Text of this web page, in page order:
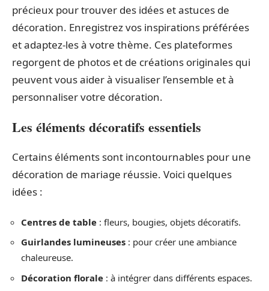
précieux pour trouver des idées et astuces de
décoration. Enregistrez vos inspirations préférées
et adaptez-les à votre thème. Ces plateformes
regorgent de photos et de créations originales qui
peuvent vous aider à visualiser l’ensemble et à
personnaliser votre décoration.
Les éléments décoratifs essentiels
Certains éléments sont incontournables pour une
décoration de mariage réussie. Voici quelques
idées :
Centres de table : fleurs, bougies, objets décoratifs.
Guirlandes lumineuses : pour créer une ambiance
chaleureuse.
Décoration florale : à intégrer dans différents espaces.